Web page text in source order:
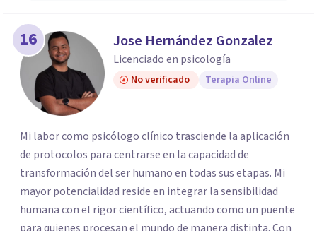
16 Jose Hernández Gonzalez
Licenciado en psicología
No verificado Terapia Online
Mi labor como psicólogo clínico trasciende la aplicación
de protocolos para centrarse en la capacidad de
transformación del ser humano en todas sus etapas. Mi
mayor potencialidad reside en integrar la sensibilidad
humana con el rigor científico, actuando como un puente